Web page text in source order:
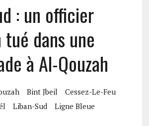
: un officier
dans une
à Al-Qouzah
Bint Jbeil
Cessez-Le-Feu
Liban-Sud
Ligne Bleue